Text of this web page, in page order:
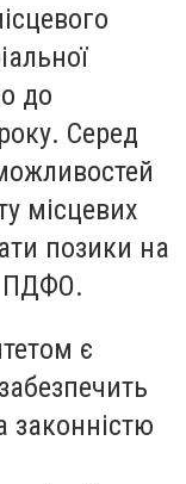
до
Серед
місцевих
позики на
ПДФО.
є
законністю